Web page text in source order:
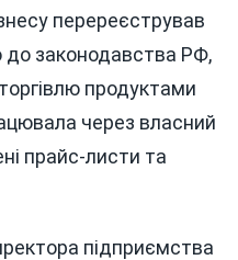
перереєстрував
до законодавства РФ,
продуктами
через власний
прайс-листи та
підприємства